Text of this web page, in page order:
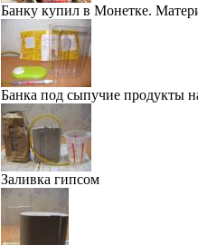
Банку купил в Монетке.
Банка под сыпучие продукты
Заливка гипсом